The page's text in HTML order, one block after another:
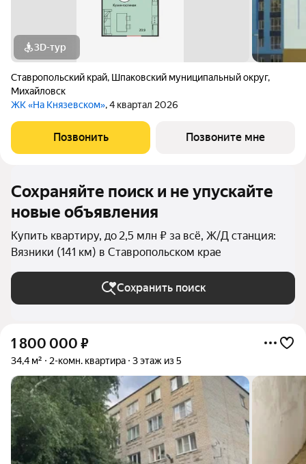
3D-тур
Ставропольский край, Шпаковский муниципальный округ,
Михайловск
ЖК «На Князевском», 4 квартал 2026
Позвонить Позвоните мне
Сохраняйте поиск и не упускайте
новые объявления
Купить квартиру, до 2,5 млн ₽ за всё, Ж/Д станция:
Вязники (141 км) в Ставропольском крае
Сохранить поиск
1 800 000 ₽
34,4 м² 2-комн. квартира 3 этаж из 5